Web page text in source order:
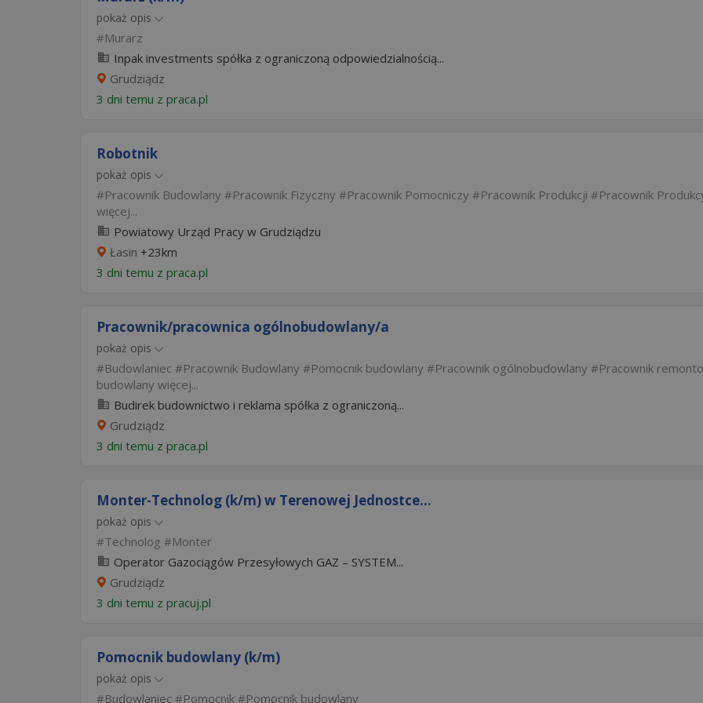
pokaż opis
Murarz
Inpak investments spółka z ograniczoną odpowiedzialnością...
Grudziądz
3 dni temu z praca.pl
Robotnik
pokaż opis
Pracownik Budowlany Pracownik Fizyczny Pracownik Pomocniczy Pracownik Produkcji
Pracownik
więcej...
Powiatowy Urząd Pracy w Grudziądzu
Łasin +23km
3 dni temu z praca.pl
Pracownik/pracownica ogólnobudowlany/a
pokaż opis
Budowlaniec Pracownik Budowlany Pomocnik budowlany Pracownik ogólnobudowlany
Pracownik
budowlany więcej...
Budirek budownictwo i reklama spółka z ograniczoną...
Grudziądz
3 dni temu z praca.pl
Monter-Technolog (k/m) w Terenowej Jednostce...
pokaż opis
Technolog
Monter
Operator Gazociągów Przesyłowych GAZ – SYSTEM...
Grudziądz
3 dni temu z pracuj.pl
Pomocnik budowlany (k/m)
pokaż opis
Budowlaniec Pomocnik Pomocnik budowlany